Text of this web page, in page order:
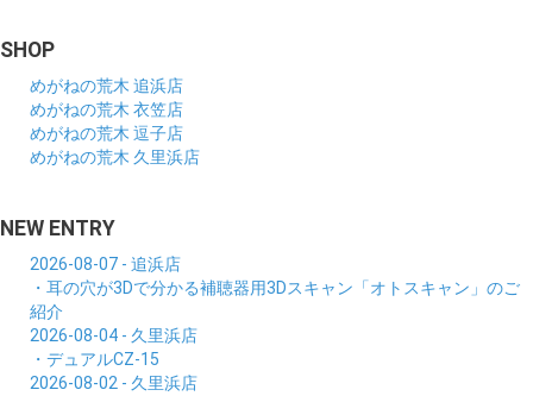
SHOP
めがねの荒木 追浜店
めがねの荒木 衣笠店
めがねの荒木 逗子店
めがねの荒木 久里浜店
NEW ENTRY
2026-08-07 - 追浜店
・耳の穴が3Dで分かる補聴器用3Dスキャン「オトスキャン」のご
紹介
2026-08-04 - 久里浜店
・デュアルCZ-15
2026-08-02 - 久里浜店